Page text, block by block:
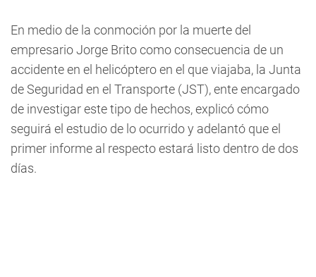
En medio de la conmoción por la muerte del
empresario Jorge Brito como consecuencia de un
accidente en el helicóptero en el que viajaba, la Junta
de Seguridad en el Transporte (JST), ente encargado
de investigar este tipo de hechos, explicó cómo
seguirá el estudio de lo ocurrido y adelantó que el
primer informe al respecto estará listo dentro de dos
días.